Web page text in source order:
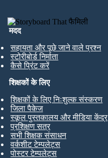
मदद
सहायता और पूछे जाने वाले प्रश्न
स्टोरीबोर्ड निर्माता
कैसे प्रिंट करें
शिक्षकों के लिए
शिक्षकों के लिए निःशुल्क संस्करण
जिला पैकेज
स्कूल पुस्तकालय और मीडिया केंद्र
प्रशिक्षण सत्र
सभी शिक्षक संसाधन
वर्कशीट टेम्पलेट्स
पोस्टर टेम्पलेट्स